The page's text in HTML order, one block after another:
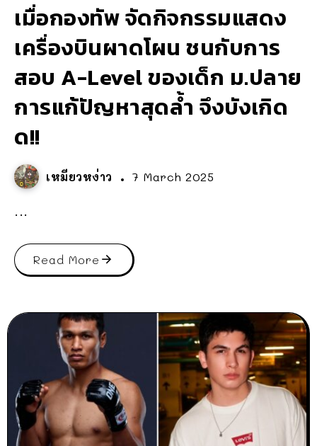
เมื่อกองทัพ จัดกิจกรรมแสดง
เครื่องบินผาดโผน ชนกับการ
สอบ A-Level ของเด็ก ม.ปลาย
การแก้ปัญหาสุดล้ำ จึงบังเกิด
ด!!
เหมียวหง่าว 7 March 2025
...
Read More